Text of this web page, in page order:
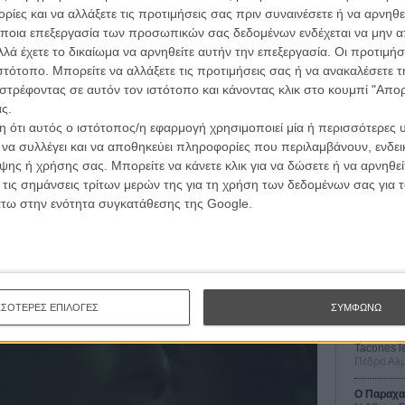
και να αλλάξετε τις προτιμήσεις σας πριν συναινέσετε ή να
επεξεργασία των προσωπικών σας δεδομένων ενδέχεται να μην
έχετε το δικαίωμα να αρνηθείτε αυτήν την επεξεργασία. Οι
Μπορείτε να αλλάξετε τις προτιμήσεις σας ή να ανακαλέσετε
σε αυτόν τον ιστότοπο και κάνοντας κλικ στο κουμπί
αυτός ο ιστότοπος/η εφαρμογή χρησιμοποιεί μία ή περισσότερες
συλλέγει και να αποθηκεύει πληροφορίες που περιλαμβάνουν,
ή χρήσης σας. Μπορείτε να κάνετε κλικ για να δώσετε ή να
σημάνσεις τρίτων μερών της για τη χρήση των δεδομένων σας
στην ενότητα συγκατάθεσης της Google.
ΕΠΙΛΟΓΕΣ ΣΥΜΦΩΝΩ
στην καρδιά της Αθήνας. Δύο αγόρια και μια κοπέλα
εκεί, θα αντικρίσουν ένα άδειο club με τη μουσική να
ήταν ένα από τα project που είχαν επιλεγεί για το
Κινηματογράφου της Αθήνας - Νύχτες Πρεμιέρας.
Οι
Μπέλα
Οδύσσεια
The
Tacones
Πέδρο
Ο